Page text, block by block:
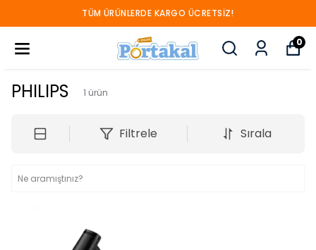
TÜM ÜRÜNLERDE KARGO ÜCRETSIZ!
0
PHILIPS 1 ürün
Filtrele Sırala